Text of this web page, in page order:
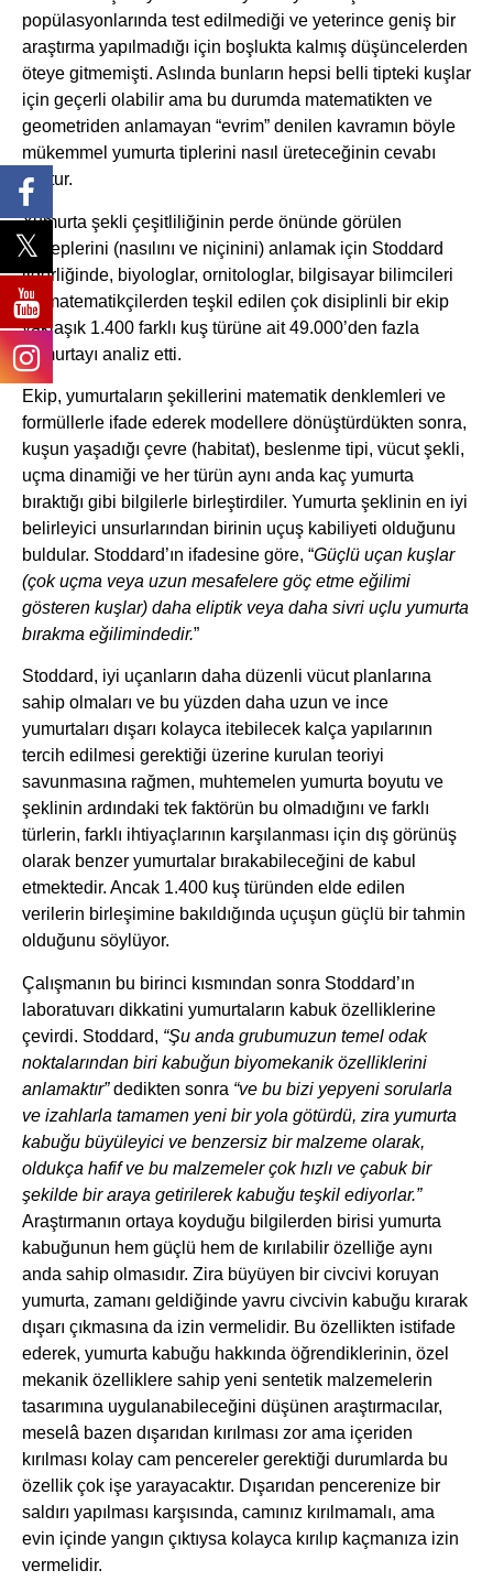
popülasyonlarında test edilmediği ve yeterince geniş bir
araştırma yapılmadığı için boşlukta kalmış düşüncelerden
öteye gitmemişti. Aslında bunların hepsi belli tipteki kuşlar
için geçerli olabilir ama bu durumda matematikten ve
geometriden anlamayan “evrim” denilen kavramın böyle
mükemmel yumurta tiplerini nasıl üreteceğinin cevabı
yoktur.
Yumurta şekli çeşitliliğinin perde önünde görülen
sebeplerini (nasılını ve niçinini) anlamak için Stoddard
liderliğinde, biyologlar, ornitologlar, bilgisayar bilimcileri
ve matematikçilerden teşkil edilen çok disiplinli bir ekip
yaklaşık 1.400 farklı kuş türüne ait 49.000’den fazla
yumurtayı analiz etti.
Ekip, yumurtaların şekillerini matematik denklemleri ve
formüllerle ifade ederek modellere dönüştürdükten sonra,
kuşun yaşadığı çevre (habitat), beslenme tipi, vücut şekli,
uçma dinamiği ve her türün aynı anda kaç yumurta
bıraktığı gibi bilgilerle birleştirdiler. Yumurta şeklinin en iyi
belirleyici unsurlarından birinin uçuş kabiliyeti olduğunu
buldular. Stoddard’ın ifadesine göre, “Güçlü uçan kuşlar
(çok uçma veya uzun mesafelere göç etme eğilimi
gösteren kuşlar) daha eliptik veya daha sivri uçlu yumurta
bırakma eğilimindedir.”
Stoddard, iyi uçanların daha düzenli vücut planlarına
sahip olmaları ve bu yüzden daha uzun ve ince
yumurtaları dışarı kolayca itebilecek kalça yapılarının
tercih edilmesi gerektiği üzerine kurulan teoriyi
savunmasına rağmen, muhtemelen yumurta boyutu ve
şeklinin ardındaki tek faktörün bu olmadığını ve farklı
türlerin, farklı ihtiyaçlarının karşılanması için dış görünüş
olarak benzer yumurtalar bırakabileceğini de kabul
etmektedir. Ancak 1.400 kuş türünden elde edilen
verilerin birleşimine bakıldığında uçuşun güçlü bir tahmin
olduğunu söylüyor.
Çalışmanın bu birinci kısmından sonra Stoddard’ın
laboratuvarı dikkatini yumurtaların kabuk özelliklerine
çevirdi. Stoddard, “Şu anda grubumuzun temel odak
noktalarından biri kabuğun biyomekanik özelliklerini
anlamaktır”dedikten sonra “ve bu bizi yepyeni sorularla
ve izahlarla tamamen yeni bir yola götürdü, zira yumurta
kabuğu büyüleyici ve benzersiz bir malzeme olarak,
oldukça hafif ve bu malzemeler çok hızlı ve çabuk bir
şekilde bir araya getirilerek kabuğu teşkil ediyorlar.”
Araştırmanın ortaya koyduğu bilgilerden birisi yumurta
kabuğunun hem güçlü hem de kırılabilir özelliğe aynı
anda sahip olmasıdır. Zira büyüyen bir civcivi koruyan
yumurta, zamanı geldiğinde yavru civcivin kabuğu kırarak
dışarı çıkmasına da izin vermelidir. Bu özellikten istifade
ederek, yumurta kabuğu hakkında öğrendiklerinin, özel
mekanik özelliklere sahip yeni sentetik malzemelerin
tasarımına uygulanabileceğini düşünen araştırmacılar,
meselâ bazen dışarıdan kırılması zor ama içeriden
kırılması kolay cam pencereler gerektiği durumlarda bu
özellik çok işe yarayacaktır. Dışarıdan pencerenize bir
saldırı yapılması karşısında, camınız kırılmamalı, ama
evin içinde yangın çıktıysa kolayca kırılıp kaçmanıza izin
vermelidir.